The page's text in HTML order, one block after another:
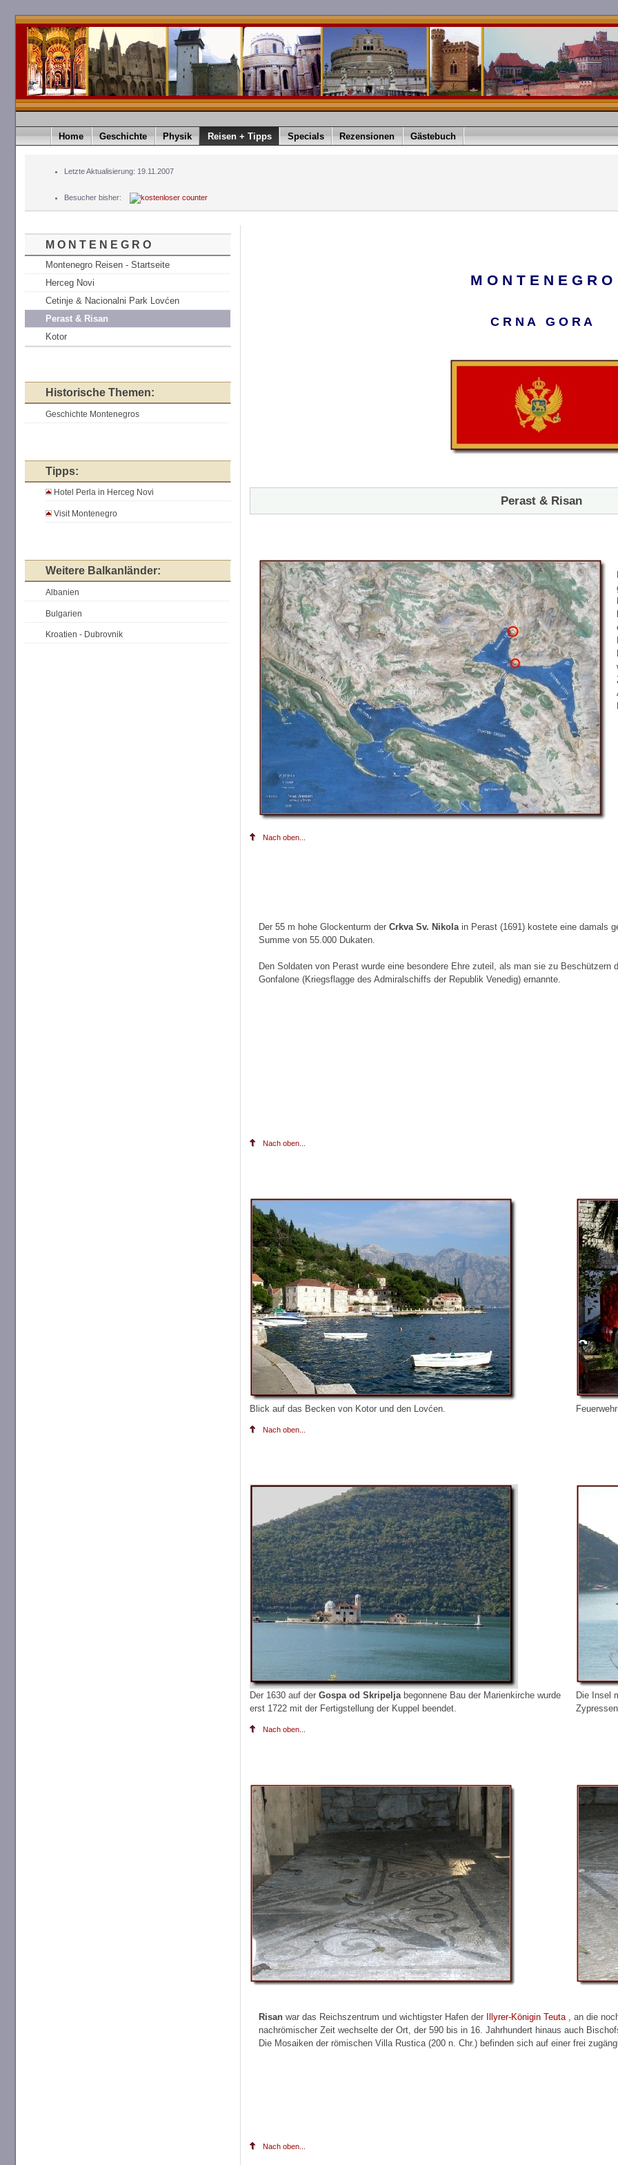
Home Geschichte Physik Reisen + Tipps Specials Rezensionen Gästebuch
Letzte Aktualisierung: 19.11.2007
Besucher bisher:
M O N T E N E G R O
Montenegro Reisen - Startseite
Herceg Novi
Cetinje & Nacionalni Park Lovćen
Perast & Risan
Kotor
Historische Themen:
Geschichte Montenegros
Tipps:
Hotel Perla in Herceg Novi
Visit Montenegro
Weitere Balkanländer:
Albanien
Bulgarien
Kroatien - Dubrovnik
M O N T E N E G R O
C R N A G O R A
Perast & Risan
Nach oben...
Der 55 m hohe Glockenturm der Crkva Sv. Nikola in Perast (1691) kostete eine damals
Summe von 55.000 Dukaten.
Den Soldaten von Perast wurde eine besondere Ehre zuteil, als man sie zu Beschützern
Gonfalone (Kriegsflagge des Admiralschiffs der Republik Venedig) ernannte.
Nach oben...
Blick auf das Becken von Kotor und den Lovćen.
Nach oben...
Der 1630 auf der Gospa od Skripeljabegonnene Bau der Marienkirche wurde
erst 1722 mit der Fertigstellung der Kuppel beendet.
Die Insel
Nach oben...
Risanwar das Reichszentrum und wichtigster Hafen der Illyrer-Königin Teuta, an die
nachrömischer Zeit wechselte der Ort, der 590 bis in 16. Jahrhundert hinaus auch
Die Mosaiken der römischen Villa Rustica (200 n. Chr.) befinden sich auf einer frei
Nach oben...